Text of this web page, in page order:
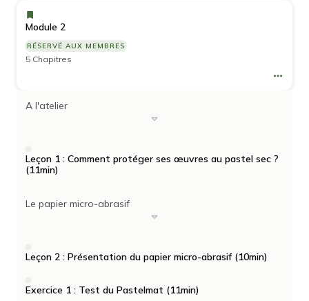
Module 2
RÉSERVÉ AUX MEMBRES
5 Chapitres
A l'atelier
Leçon 1 : Comment protéger ses œuvres au pastel sec ?
(11min)
Le papier micro-abrasif
Leçon 2 : Présentation du papier micro-abrasif (10min)
Exercice 1 : Test du Pastelmat (11min)